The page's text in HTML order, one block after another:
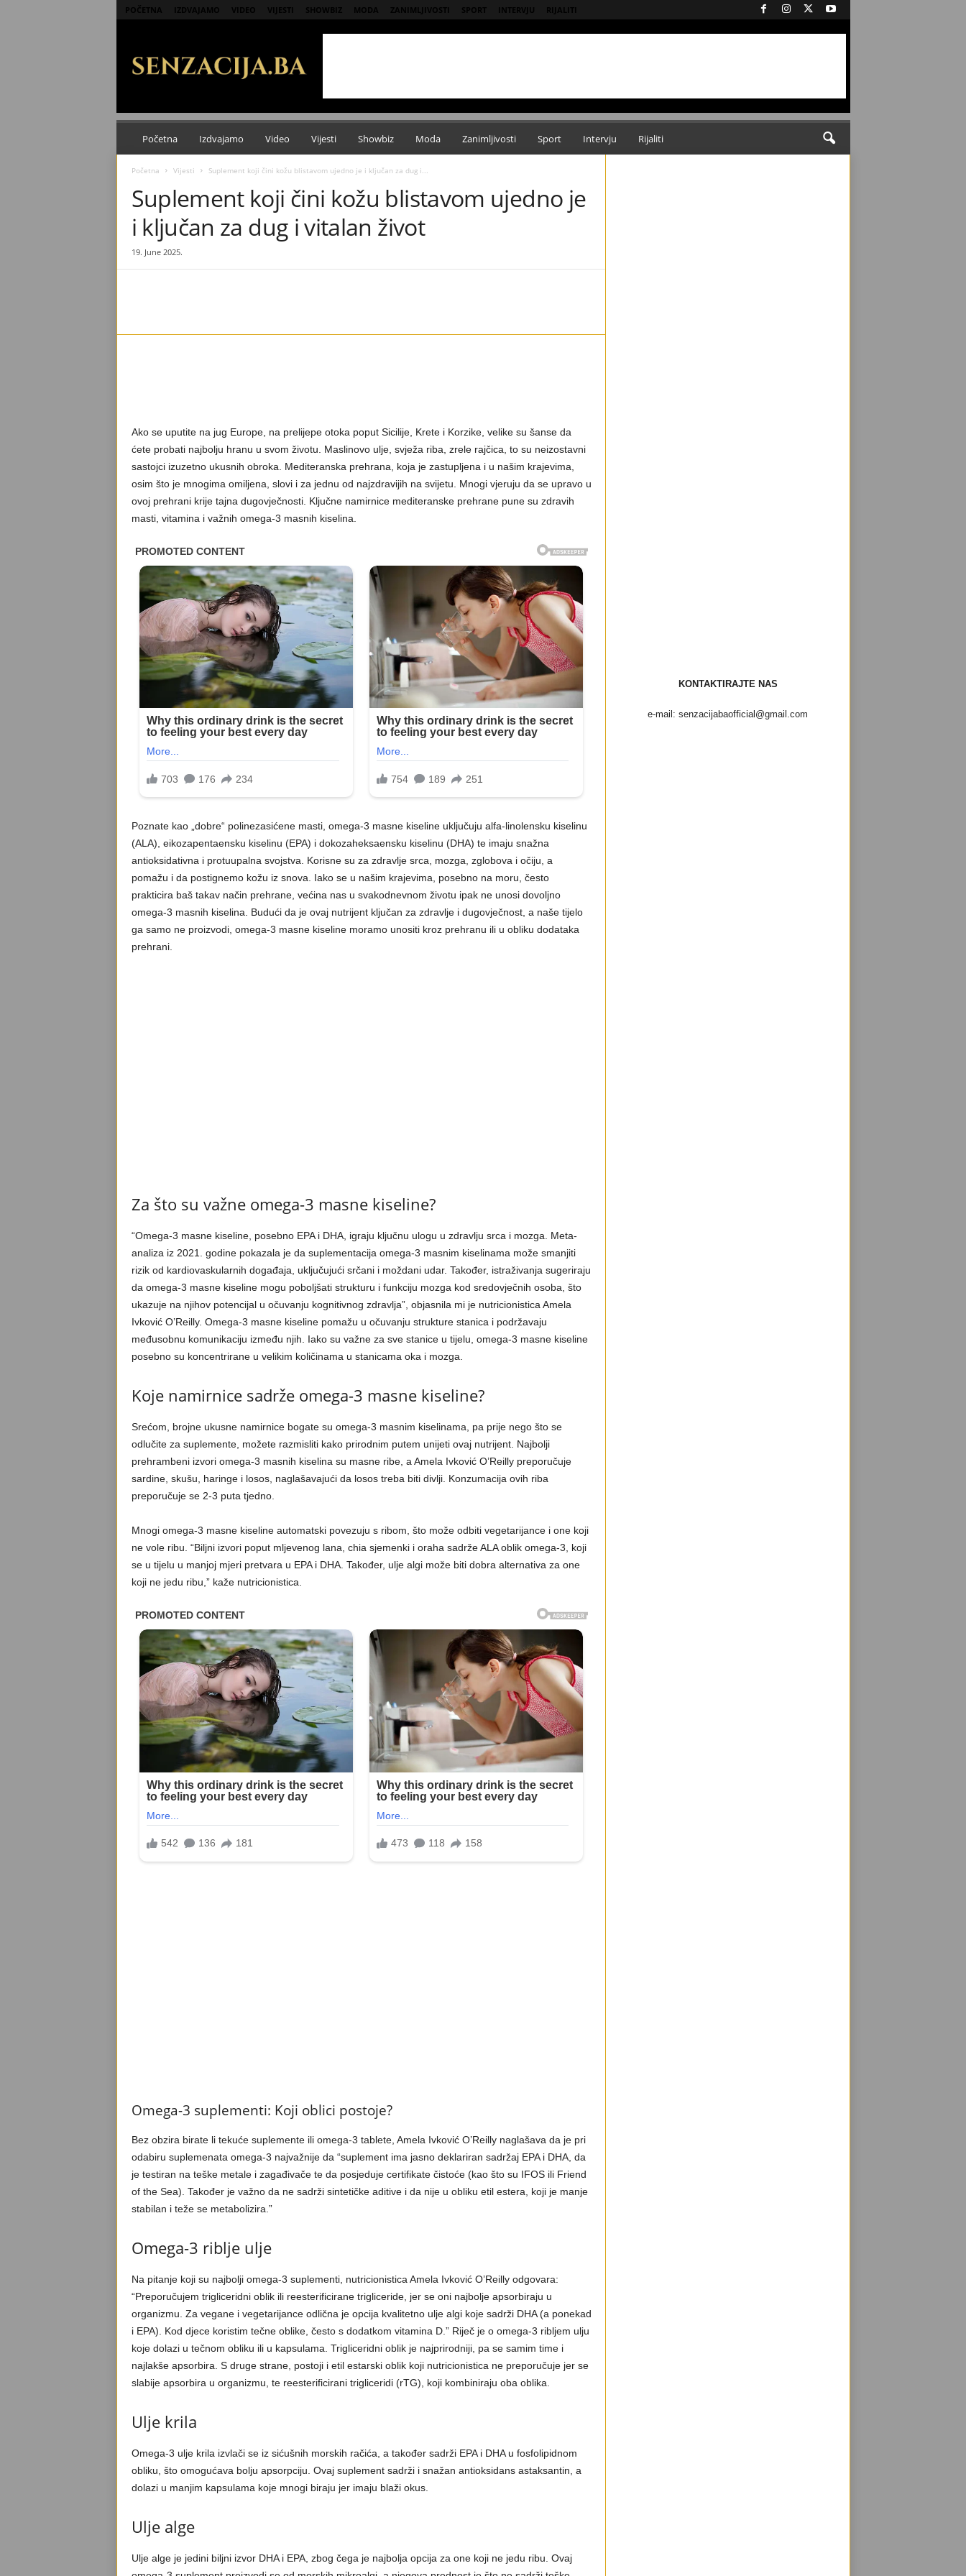
POČETNA IZDVAJAMO VIDEO VIJESTI SHOWBIZ MODA ZANIMLJIVOSTI SPORT INTERVJU RIJALITI
i
a
Početna Izdvajamo Video Vijesti Showbiz Moda Zanimljivosti Sport Intervju Rijaliti
Početna Vijesti Suplement koji čini kožu blistavom ujedno je i ključan za dug i...
Suplement koji čini kožu blistavom ujedno je
i ključan za dug i vitalan život
19. June 2025.
Ako se uputite na jug Europe, na prelijepe otoka poput Sicilije, Krete i Korzike, velike su šanse da
ćete probati najbolju hranu u svom životu. Maslinovo ulje, svježa riba, zrele rajčica, to su neizostavni
sastojci izuzetno ukusnih obroka. Mediteranska prehrana, koja je zastupljena i u našim krajevima,
osim što je mnogima omiljena, slovi i za jednu od najzdravijih na svijetu. Mnogi vjeruju da se upravo u
ovoj prehrani krije tajna dugovječnosti. Ključne namirnice mediteranske prehrane pune su zdravih
masti, vitamina i važnih omega-3 masnih kiselina.
Poznate kao „dobre“ polinezasićene masti, omega-3 masne kiseline uključuju alfa-linolensku kiselinu
(ALA), eikozapentaensku kiselinu (EPA) i dokozaheksaensku kiselinu (DHA) te imaju snažna
antioksidativna i protuupalna svojstva. Korisne su za zdravlje srca, mozga, zglobova i očiju, a
pomažu i da postignemo kožu iz snova. Iako se u našim krajevima, posebno na moru, često
prakticira baš takav način prehrane, većina nas u svakodnevnom životu ipak ne unosi dovoljno
omega-3 masnih kiselina. Budući da je ovaj nutrijent ključan za zdravlje i dugovječnost, a naše tijelo
ga samo ne proizvodi, omega-3 masne kiseline moramo unositi kroz prehranu ili u obliku dodataka
prehrani.
Za što su važne omega-3 masne kiseline?
“Omega-3 masne kiseline, posebno EPA i DHA, igraju ključnu ulogu u zdravlju srca i mozga. Meta-
analiza iz 2021. godine pokazala je da suplementacija omega-3 masnim kiselinama može smanjiti
rizik od kardiovaskularnih događaja, uključujući srčani i moždani udar. Također, istraživanja sugeriraju
da omega-3 masne kiseline mogu poboljšati strukturu i funkciju mozga kod sredovječnih osoba, što
ukazuje na njihov potencijal u očuvanju kognitivnog zdravlja”, objasnila mi je nutricionistica Amela
Ivković O’Reilly. Omega-3 masne kiseline pomažu u očuvanju strukture stanica i podržavaju
međusobnu komunikaciju između njih. Iako su važne za sve stanice u tijelu, omega-3 masne kiseline
posebno su koncentrirane u velikim količinama u stanicama oka i mozga.
Koje namirnice sadrže omega-3 masne kiseline?
Srećom, brojne ukusne namirnice bogate su omega-3 masnim kiselinama, pa prije nego što se
odlučite za suplemente, možete razmisliti kako prirodnim putem unijeti ovaj nutrijent. Najbolji
prehrambeni izvori omega-3 masnih kiselina su masne ribe, a Amela Ivković O’Reilly preporučuje
sardine, skušu, haringe i losos, naglašavajući da losos treba biti divlji. Konzumacija ovih riba
preporučuje se 2-3 puta tjedno.
Mnogi omega-3 masne kiseline automatski povezuju s ribom, što može odbiti vegetarijance i one koji
ne vole ribu. “Biljni izvori poput mljevenog lana, chia sjemenki i oraha sadrže ALA oblik omega-3, koji
se u tijelu u manjoj mjeri pretvara u EPA i DHA. Također, ulje algi može biti dobra alternativa za one
koji ne jedu ribu,” kaže nutricionistica.
Omega-3 suplementi: Koji oblici postoje?
Bez obzira birate li tekuće suplemente ili omega-3 tablete, Amela Ivković O’Reilly naglašava da je pri
odabiru suplemenata omega-3 najvažnije da “suplement ima jasno deklariran sadržaj EPA i DHA, da
je testiran na teške metale i zagađivače te da posjeduje certifikate čistoće (kao što su IFOS ili Friend
of the Sea). Također je važno da ne sadrži sintetičke aditive i da nije u obliku etil estera, koji je manje
stabilan i teže se metabolizira.”
Omega-3 riblje ulje
Na pitanje koji su najbolji omega-3 suplementi, nutricionistica Amela Ivković O’Reilly odgovara:
“Preporučujem trigliceridni oblik ili reesterificirane trigliceride, jer se oni najbolje apsorbiraju u
organizmu. Za vegane i vegetarijance odlična je opcija kvalitetno ulje algi koje sadrži DHA (a ponekad
i EPA). Kod djece koristim tečne oblike, često s dodatkom vitamina D.” Riječ je o omega-3 ribljem ulju
koje dolazi u tečnom obliku ili u kapsulama. Trigliceridni oblik je najprirodniji, pa se samim time i
najlakše apsorbira. S druge strane, postoji i etil estarski oblik koji nutricionistica ne preporučuje jer se
slabije apsorbira u organizmu, te reesterificirani trigliceridi (rTG), koji kombiniraju oba oblika.
Ulje krila
Omega-3 ulje krila izvlači se iz sićušnih morskih račića, a također sadrži EPA i DHA u fosfolipidnom
obliku, što omogućava bolju apsorpciju. Ovaj suplement sadrži i snažan antioksidans astaksantin, a
dolazi u manjim kapsulama koje mnogi biraju jer imaju blaži okus.
Ulje alge
Ulje alge je jedini biljni izvor DHA i EPA, zbog čega je najbolja opcija za one koji ne jedu ribu. Ovaj
KONTAKTIRAJTE NAS
e-mail: senzacijabaofficial@gmail.com